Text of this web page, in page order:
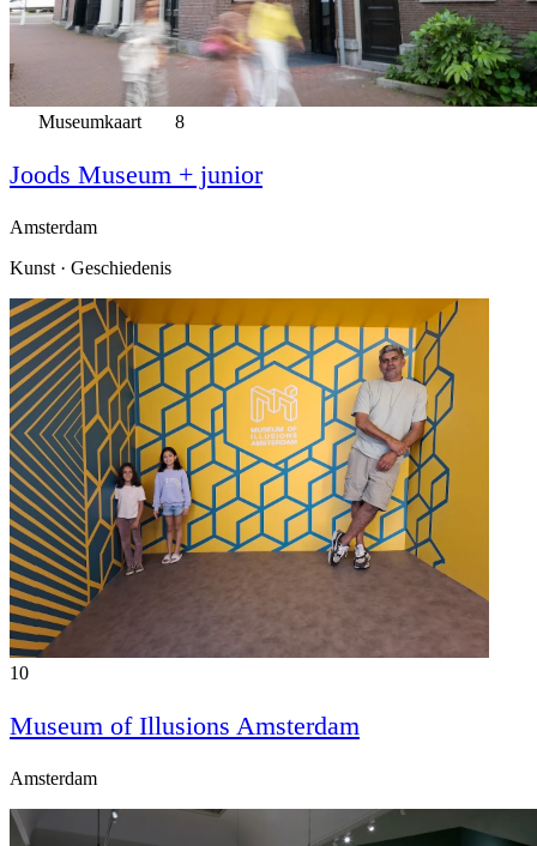
Museumkaart 8
Joods Museum + junior
Amsterdam
Kunst · Geschiedenis
10
Museum of Illusions Amsterdam
Amsterdam